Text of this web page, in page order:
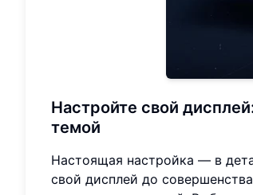
Настройте свой
темой
Настоящая настройка — в
свой дисплей до